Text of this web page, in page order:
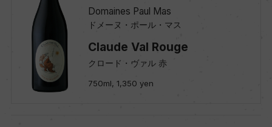
Domaines Paul Mas
ドメーヌ・ポール・マス
Claude Val Rouge
クロード・ヴァル 赤
750ml, 1,350 yen